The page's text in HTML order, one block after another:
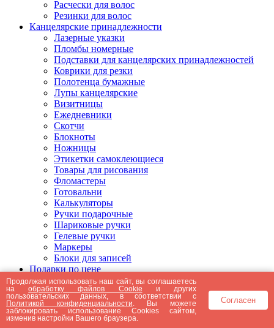
Расчески для волос
Резинки для волос
Канцелярские принадлежности
Лазерные указки
Пломбы номерные
Подставки для канцелярских принадлежностей
Коврики для резки
Полотенца бумажные
Лупы канцелярские
Визитницы
Ежедневники
Скотчи
Блокноты
Ножницы
Этикетки самоклеющиеся
Товары для рисования
Фломастеры
Готовальни
Калькуляторы
Ручки подарочные
Шариковые ручки
Гелевые ручки
Маркеры
Блоки для записей
Подарки по цене
Подарки от 5000 рублей
Подарки до 5000 рублей
Подарки до 3000 рублей
Подарки до 2000 рублей
Подарки до 1000 рублей
Продолжая использовать наш сайт, вы соглашаетесь
наобработку файлов Cookie и других
пользовательских данных, в соответствии с
Политикой конфиденциальности . Вы можете
заблокировать использование Cookies сайтом,
изменив настройки Вашего браузера.
Согласен